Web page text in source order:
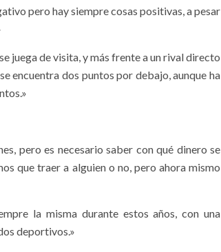
pero hay siempre cosas positivas, a pesar
juega de visita, y más frente a un rival directo
encuentra dos puntos por debajo, aunque ha
pero es necesario saber con qué dinero se
que traer a alguien o no, pero ahora mismo
la misma durante estos años, con una
deportivos.»